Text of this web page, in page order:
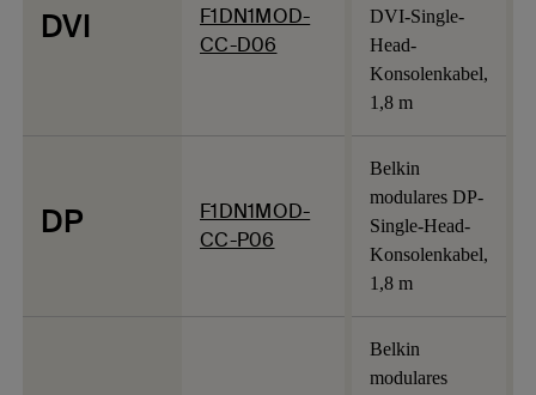
DVI
F1DN1MOD-
CC-D06
DVI-Single-
Head-
Konsolenkabel,
1,8 m
DP
F1DN1MOD-
CC-P06
Belkin
modulares DP-
Single-Head-
Konsolenkabel,
1,8 m
Belkin
modulares